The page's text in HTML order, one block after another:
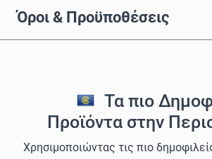
Όροι & Προϋποθέσεις
Τα πιο
Προϊόντα στην
Χρησιμοποιώντας τις πιο